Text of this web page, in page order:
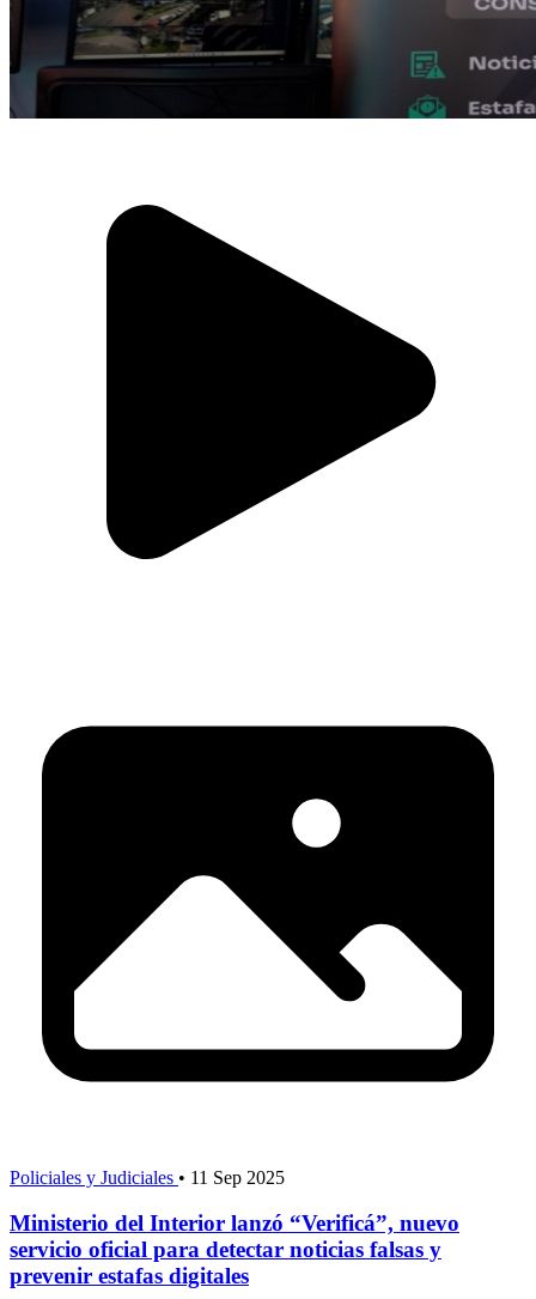
Policiales y Judiciales • 11 Sep 2025
Ministerio del Interior lanzó “Verificá”, nuevo
servicio oficial para detectar noticias falsas y
prevenir estafas digitales